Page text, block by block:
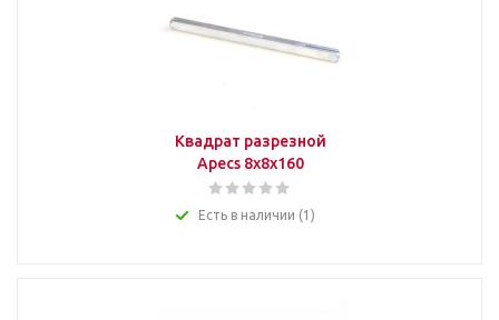
Квадрат разрезной
Apecs 8x8x160
Есть в наличии (1)